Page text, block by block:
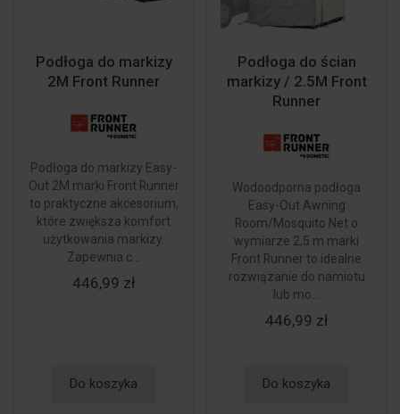
Podłoga do markizy
2M Front Runner
Podłoga do markizy Easy-
Out 2M marki Front Runner
to praktyczne akcesorium,
które zwiększa komfort
użytkowania markizy.
Zapewnia c...
446,99 zł
Do koszyka
Podłoga do ścian
markizy / 2.5M Front
Runner
Wodoodporna podłoga
Easy-Out Awning
Room/Mosquito Net o
wymiarze 2,5 m marki
Front Runner to idealne
rozwiązanie do namiotu
lub mo...
446,99 zł
Do koszyka